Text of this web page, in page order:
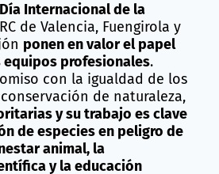
Día Internacional de la
de Valencia, Fuengirola y
ponen en valor el papel
equipos profesionales.
con la igualdad de los
de naturaleza,
y su trabajo es clave
de especies en peligro de
animal, la
y la educación